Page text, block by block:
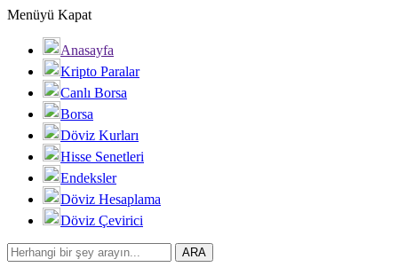
Menüyü Kapat
Anasayfa
Kripto Paralar
Canlı Borsa
Borsa
Döviz Kurları
Hisse Senetleri
Endeksler
Döviz Hesaplama
Döviz Çevirici